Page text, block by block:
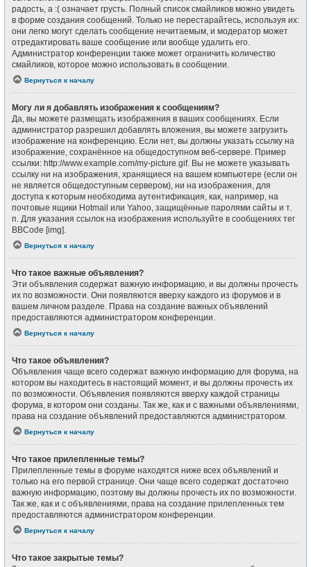
радость, а :( означает грусть. Полный список смайликов можно увидеть
в форме создания сообщений. Только не перестарайтесь, используя их:
они легко могут сделать сообщение нечитаемым, и модератор может
отредактировать ваше сообщение или вообще удалить его.
Администратор конференции также может ограничить количество
смайликов, которое можно использовать в сообщении.
Вернуться к началу
Могу ли я добавлять изображения к сообщениям?
Да, вы можете размещать изображения в ваших сообщениях. Если
администратор разрешил добавлять вложения, вы можете загрузить
изображение на конференцию. Если нет, вы должны указать ссылку на
изображение, сохранённое на общедоступном веб-сервере. Пример
ссылки: http://www.example.com/my-picture.gif. Вы не можете указывать
ссылку ни на изображения, хранящиеся на вашем компьютере (если он
не является общедоступным сервером), ни на изображения, для
доступа к которым необходима аутентификация, как, например, на
почтовые ящики Hotmail или Yahoo, защищённые паролями сайты и т.
п. Для указания ссылок на изображения используйте в сообщениях тег
BBCode [img].
Вернуться к началу
Что такое важные объявления?
Эти объявления содержат важную информацию, и вы должны прочесть
их по возможности. Они появляются вверху каждого из форумов и в
вашем личном разделе. Права на создание важных объявлений
предоставляются администратором конференции.
Вернуться к началу
Что такое объявления?
Объявления чаще всего содержат важную информацию для форума, на
котором вы находитесь в настоящий момент, и вы должны прочесть их
по возможности. Объявления появляются вверху каждой страницы
форума, в котором они созданы. Так же, как и с важными объявлениями,
права на создание объявлений предоставляются администратором.
Вернуться к началу
Что такое прилепленные темы?
Прилепленные темы в форуме находятся ниже всех объявлений и
только на его первой странице. Они чаще всего содержат достаточно
важную информацию, поэтому вы должны прочесть их по возможности.
Так же, как и с объявлениями, права на создание прилепленных тем
предоставляются администратором конференции.
Вернуться к началу
Что такое закрытые темы?